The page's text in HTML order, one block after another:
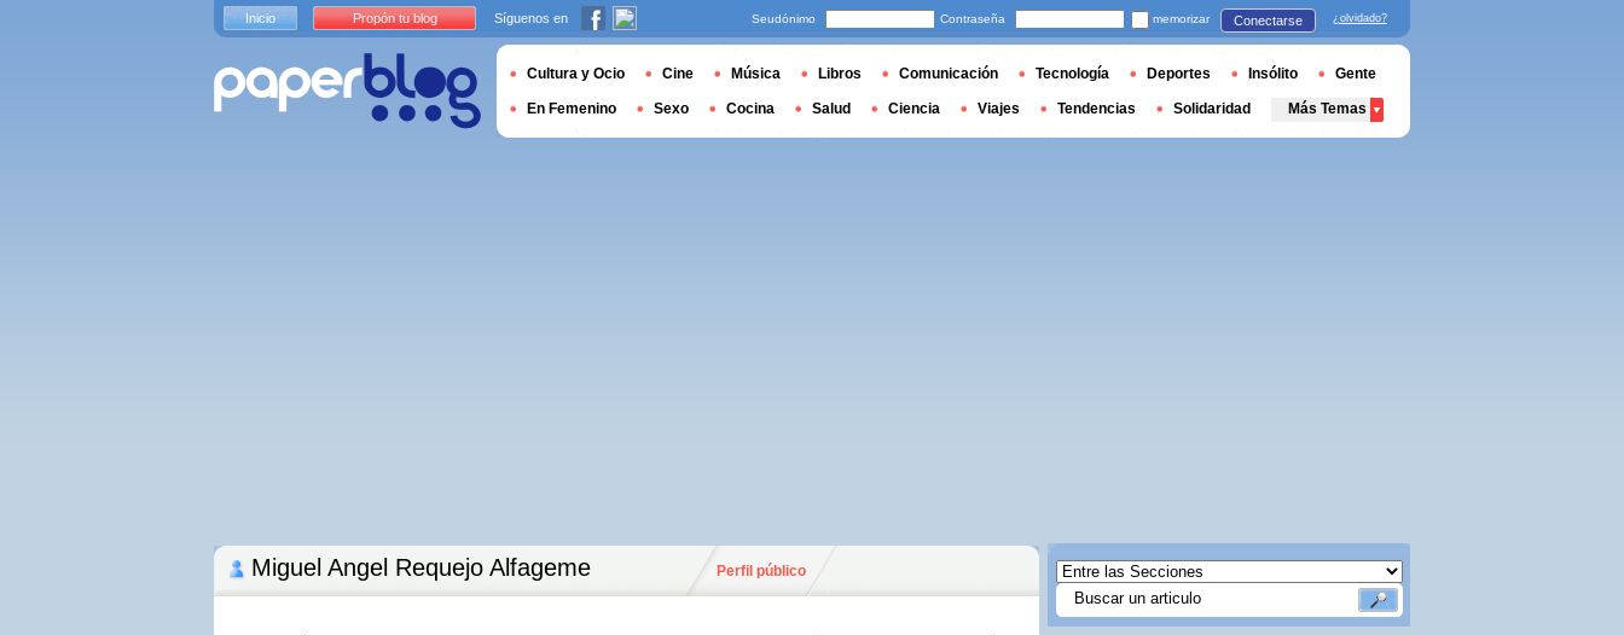
Miguel Angel Requejo Alfageme Perfil público
Inicio Propón tu blog Síguenos en Seudónimo Contraseña memorizar Conectarse ¿olvidado?
Cultura y Ocio Cine Música Libros Comunicación Tecnología Deportes Insólito Gente
En Femenino Sexo Cocina Salud Ciencia Viajes Tendencias Solidaridad Más Temas